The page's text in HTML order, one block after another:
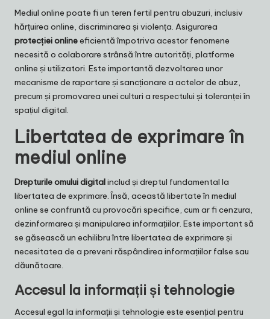
Mediul online poate fi un teren fertil pentru abuzuri, inclusiv
hărțuirea online, discriminarea și violența. Asigurarea
protecției onlineeficientă împotriva acestor fenomene
necesită o colaborare strânsă între autorități, platforme
online și utilizatori. Este importantă dezvoltarea unor
mecanisme de raportare și sancționare a actelor de abuz,
precum și promovarea unei culturi a respectului și toleranței în
spațiul digital.
Libertatea de exprimare în
mediul online
Drepturile omului digitalinclud și dreptul fundamental la
libertatea de exprimare. Însă, această libertate în mediul
online se confruntă cu provocări specifice, cum ar fi cenzura,
dezinformarea și manipularea informațiilor. Este important să
se găsească un echilibru între libertatea de exprimare și
necesitatea de a preveni răspândirea informațiilor false sau
dăunătoare.
Accesul la informații și tehnologie
Accesul egal la informații și tehnologie este esențial pentru